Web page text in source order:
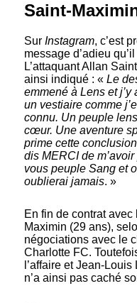
Saint-
SurInstagram, c’est
message d’adieu
L’attaquant Allan
ainsi indiqué : «Le
emmené à Lens et j’y
un vestiaire comme
connu. Un peuple
cœur. Une aventure
prime cette
dis MERCI de
vous peuple Sang et
oublierai jamais. »
En fin de contrat
Maximin (29 ans),
négociations avec le
Charlotte FC.
l’affaire et Jean-
n’a ainsi pas caché